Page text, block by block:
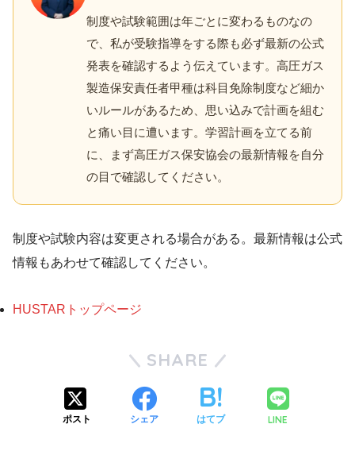
制度や試験範囲は年ごとに変わるものなの
で、私が受験指導をする際も必ず最新の公式
発表を確認するよう伝えています。高圧ガス
製造保安責任者甲種は科目免除制度など細か
いルールがあるため、思い込みで計画を組む
と痛い目に遭います。学習計画を立てる前
に、まず高圧ガス保安協会の最新情報を自分
の目で確認してください。
制度や試験内容は変更される場合がある。最新情報は公式
情報もあわせて確認してください。
HUSTARトップページ
SHARE
ポスト シェア はてブ LINE